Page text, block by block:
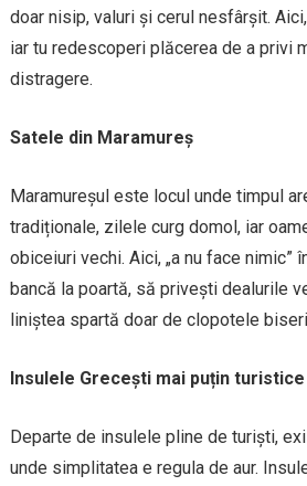
doar nisip, valuri și cerul nesfârșit.
iar tu redescoperi plăcerea de a privi
distragere.
Satele din Maramureș
Maramureșul este locul unde timpul
tradiționale, zilele curg domol, iar
obiceiuri vechi. Aici, „a nu face nimic”
bancă la poartă, să privești dealurile
liniștea spartă doar de clopotele
Insulele Grecești mai puțin turistice
Departe de insulele pline de turiști,
unde simplitatea e regula de aur.